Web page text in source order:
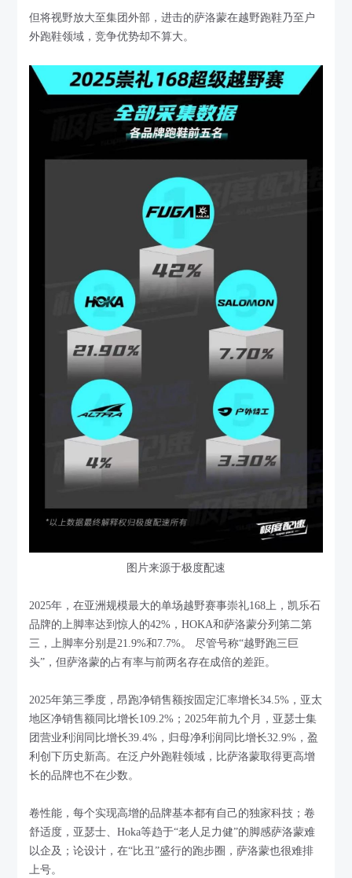
但将视野放大至集团外部，进击的萨洛蒙在越野跑鞋乃至户
外跑鞋领域，竞争优势却不算大。
图片来源于极度配速
2025年，在亚洲规模最大的单场越野赛事崇礼168上，凯乐石
品牌的上脚率达到惊人的42%，HOKA和萨洛蒙分列第二第
三，上脚率分别是21.9%和7.7%。 尽管号称“越野跑三巨
头”，但萨洛蒙的占有率与前两名存在成倍的差距。
2025年第三季度，昂跑净销售额按固定汇率增长34.5%，亚太
地区净销售额同比增长109.2%；2025年前九个月，亚瑟士集
团营业利润同比增长39.4%，归母净利润同比增长32.9%，盈
利创下历史新高。在泛户外跑鞋领域，比萨洛蒙取得更高增
长的品牌也不在少数。
卷性能，每个实现高增的品牌基本都有自己的独家科技；卷
舒适度，亚瑟士、Hoka等趋于“老人足力健”的脚感萨洛蒙难
以企及；论设计，在“比丑”盛行的跑步圈，萨洛蒙也很难排
上号。